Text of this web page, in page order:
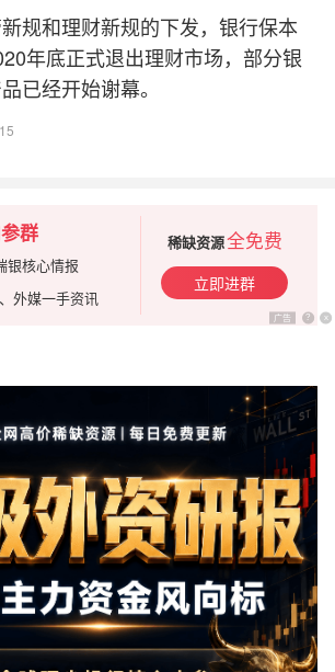
规和理财新规的下发，银行保本
年底正式退出理财市场，部分银
已经开始谢幕。
广告 ? x
群
银核心情报
外媒一手资讯
稀缺资源全免费
立即进群